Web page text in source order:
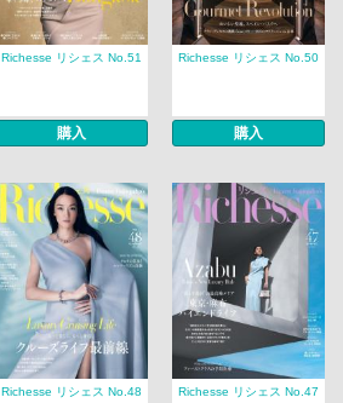
Richesse リシェス No.51
購入
Richesse リシェス No.50
購入
Richesse リシェス No.48 Richesse リシェス No.47